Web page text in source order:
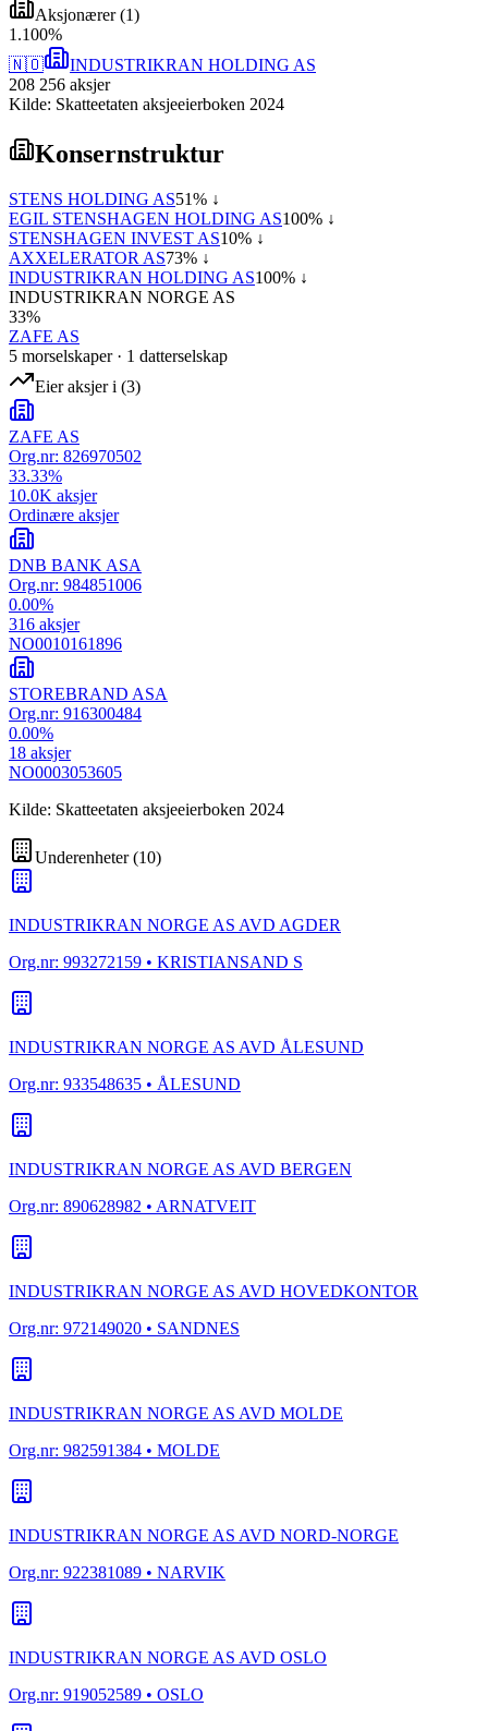
Aksjonærer(1)
1 .100%
🇳🇴
INDUSTRIKRAN HOLDING AS
208 256 aksjer
Kilde: Skatteetaten aksjeeierboken 2024
Konsernstruktur
STENS HOLDING AS51% ↓
EGIL STENSHAGEN HOLDING AS100% ↓
STENSHAGEN INVEST AS10% ↓
AXXELERATOR AS73% ↓
INDUSTRIKRAN HOLDING AS100% ↓
INDUSTRIKRAN NORGE AS
33%
ZAFE AS
5 morselskaper· 1 datterselskap
Eier aksjer i (3)
ZAFE AS
Org.nr: 826970502
33.33%
10.0K aksjer
Ordinære aksjer
DNB BANK ASA
Org.nr: 984851006
0.00%
316 aksjer
NO0010161896
STOREBRAND ASA
Org.nr: 916300484
0.00%
18 aksjer
NO0003053605
Kilde: Skatteetaten aksjeeierboken 2024
Underenheter(10)
INDUSTRIKRAN NORGE AS AVD AGDER
Org.nr: 993272159 • KRISTIANSAND S
INDUSTRIKRAN NORGE AS AVD ÅLESUND
Org.nr: 933548635 • ÅLESUND
INDUSTRIKRAN NORGE AS AVD BERGEN
Org.nr: 890628982 • ARNATVEIT
INDUSTRIKRAN NORGE AS AVD HOVEDKONTOR
Org.nr: 972149020 • SANDNES
INDUSTRIKRAN NORGE AS AVD MOLDE
Org.nr: 982591384 • MOLDE
INDUSTRIKRAN NORGE AS AVD NORD-NORGE
Org.nr: 922381089 • NARVIK
INDUSTRIKRAN NORGE AS AVD OSLO
Org.nr: 919052589 • OSLO